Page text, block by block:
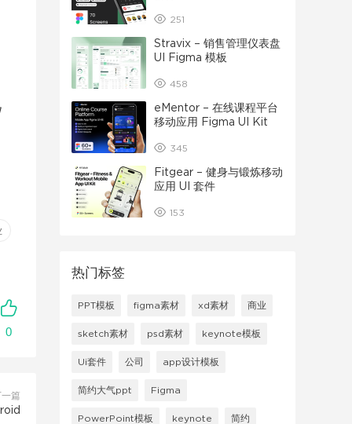
0
篇
251
Stravix – 销售管理仪表盘
UI Figma 模板
458
eMentor – 在线课程平台
移动应用 Figma UI Kit
345
Fitgear – 健身与锻炼移动
应用 UI 套件
153
热门标签
PPT模板 figma素材 xd素材 商业
sketch素材 psd素材 keynote模板
Ui套件 公司 app设计模板
简约大气ppt Figma
PowerPoint模板 keynote 简约